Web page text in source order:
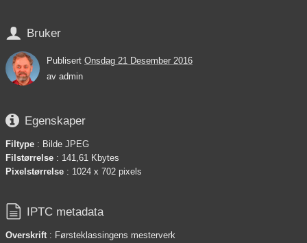
 Bruker
Publisert Onsdag 21 Desember 2016
av admin
 Egenskaper
Filtype : Bilde JPEG
Filstørrelse : 141,61 Kbytes
Pixelstørrelse : 1024 x 702 pixels
 IPTC metadata
Overskrift: Førsteklassingens mesterverk